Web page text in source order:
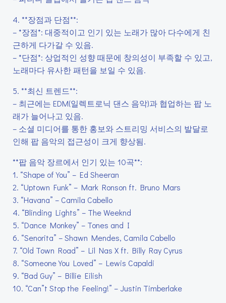
4. **장점과 단점**:
– *장점*: 대중적이고 인기 있는 노래가 많아 다수에게 친
근하게 다가갈 수 있음.
– *단점*: 상업적인 성향 때문에 창의성이 부족할 수 있고,
노래마다 유사한 패턴을 보일 수 있음.
5. **최신 트렌드**:
– 최근에는 EDM(일렉트로닉 댄스 음악)과 협업하는 팝 노
래가 늘어나고 있음.
– 소셜 미디어를 통한 홍보와 스트리밍 서비스의 발달로
인해 팝 음악의 접근성이 크게 향상됨.
**팝 음악 장르에서 인기 있는 10곡**:
1. “Shape of You” – Ed Sheeran
2. “Uptown Funk” – Mark Ronson ft. Bruno Mars
3. “Havana” – Camila Cabello
4. “Blinding Lights” – The Weeknd
5. “Dance Monkey” – Tones and I
6. “Senorita” – Shawn Mendes, Camila Cabello
7. “Old Town Road” – Lil Nas X ft. Billy Ray Cyrus
8. “Someone You Loved” – Lewis Capaldi
9. “Bad Guy” – Billie Eilish
10. “Can”t Stop the Feeling!” – Justin Timberlake